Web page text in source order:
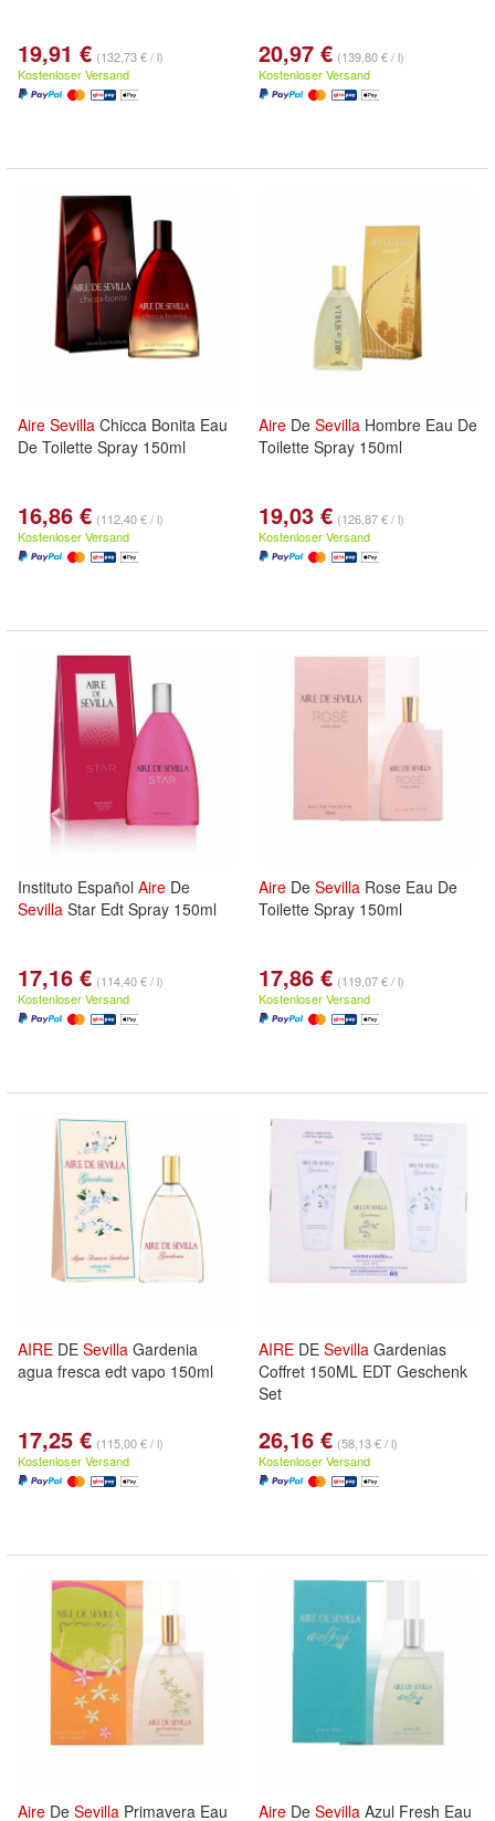
19,91 € (132,73 € / l)
Kostenloser Versand
20,97 € (139,80 € / l)
Kostenloser Versand
Aire Sevilla Chicca Bonita Eau
De Toilette Spray 150ml
16,86 € (112,40 € / l)
Kostenloser Versand
Aire De Sevilla Hombre Eau De
Toilette Spray 150ml
19,03 € (126,87 € / l)
Kostenloser Versand
Instituto Español Aire De
Sevilla Star Edt Spray 150ml
17,16 € (114,40 € / l)
Kostenloser Versand
Aire De Sevilla Rose Eau De
Toilette Spray 150ml
17,86 € (119,07 € / l)
Kostenloser Versand
AIRE DE Sevilla Gardenia
agua fresca edt vapo 150ml
17,25 € (115,00 € / l)
Kostenloser Versand
AIRE DE Sevilla Gardenias
Coffret 150ML EDT Geschenk
Set
26,16 € (58,13 € / l)
Kostenloser Versand
Aire De Sevilla Primavera Eau Aire De Sevilla Azul Fresh Eau